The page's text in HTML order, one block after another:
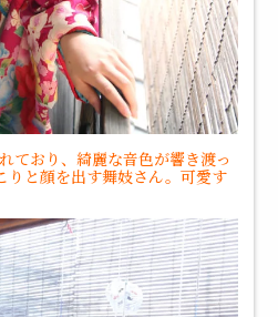
ており、綺麗な音色が響き渡っ
りと顔を出す舞妓さん。可愛す